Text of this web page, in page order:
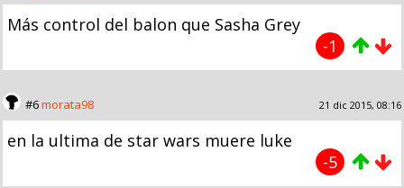
Más control del balon que Sasha Grey
-1
#6morata98 21 dic 2015, 08:16
en la ultima de star wars muere luke
-5